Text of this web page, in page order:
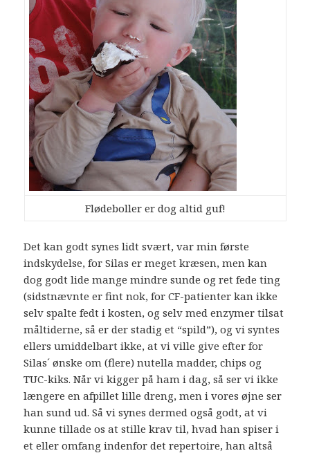
Flødeboller er dog altid guf!
Det kan godt synes lidt svært, var min første
indskydelse, for Silas er meget kræsen, men kan
dog godt lide mange mindre sunde og ret fede ting
(sidstnævnte er fint nok, for CF-patienter kan ikke
selv spalte fedt i kosten, og selv med enzymer tilsat
måltiderne, så er der stadig et “spild”), og vi syntes
ellers umiddelbart ikke, at vi ville give efter for
Silas´ ønske om (flere) nutella madder, chips og
TUC-kiks. Når vi kigger på ham i dag, så ser vi ikke
længere en afpillet lille dreng, men i vores øjne ser
han sund ud. Så vi synes dermed også godt, at vi
kunne tillade os at stille krav til, hvad han spiser i
et eller omfang indenfor det repertoire, han altså